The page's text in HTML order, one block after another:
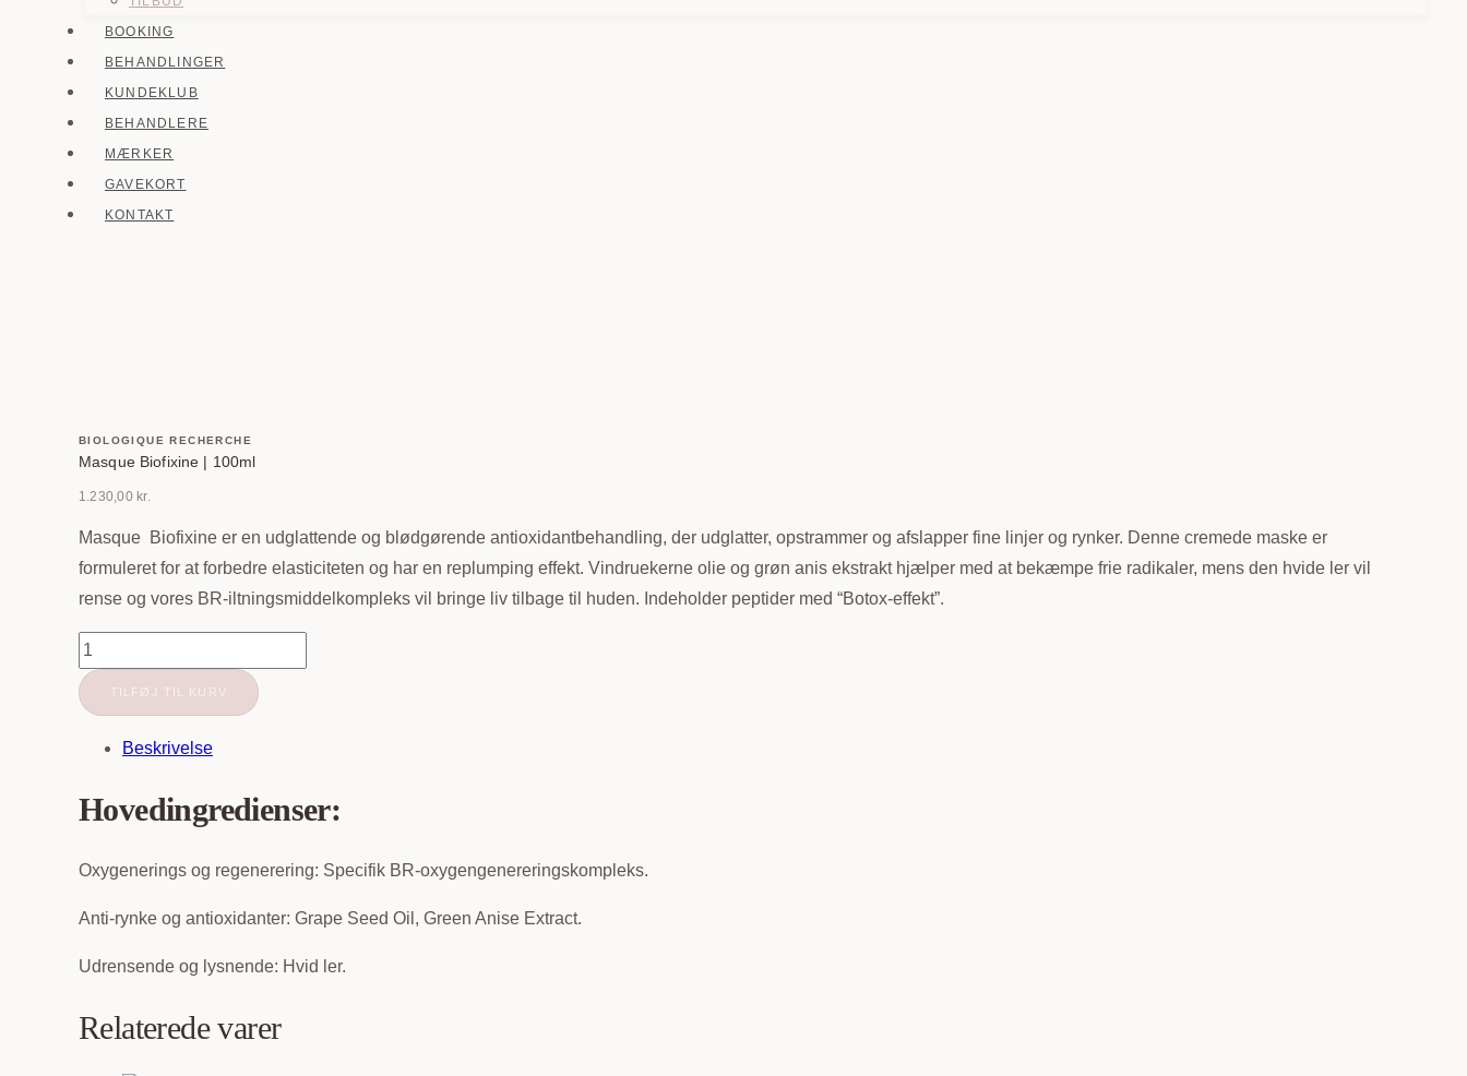
BOOKING
BEHANDLINGER
KUNDEKLUB
BEHANDLERE
MÆRKER
GAVEKORT
KONTAKT
BIOLOGIQUE RECHERCHE
Masque Biofixine | 100ml
1.230,00 kr.
Masque Biofixine er en udglattende og blødgørende antioxidantbehandling, der udglatter, opstrammer og afslapper fine linjer og rynker. Denne cremede maske er
formuleret for at forbedre elasticiteten og har en replumping effekt. Vindruekerne olie og grøn anis ekstrakt hjælper med at bekæmpe frie radikaler, mens den hvide ler vil
rense og vores BR-iltningsmiddelkompleks vil bringe liv tilbage til huden. Indeholder peptider med “Botox-effekt”.
Biologique
Recherche
|
Masque
|
antal
TILFØJ TIL KURV
Beskrivelse
Hovedingredienser:
Oxygenerings og regenerering: Specifik BR-oxygengenereringskompleks.
Anti-rynke og antioxidanter: Grape Seed Oil, Green Anise Extract.
Udrensende og lysnende: Hvid ler.
Relaterede varer